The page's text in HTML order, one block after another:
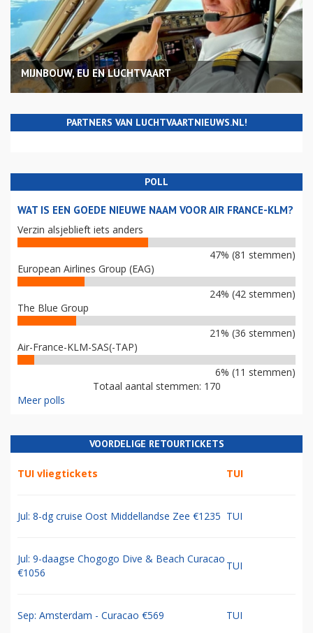
MIJNBOUW, EU EN LUCHTVAART
PARTNERS VAN LUCHTVAARTNIEUWS.NL!
POLL
WAT IS EEN GOEDE NIEUWE NAAM VOOR AIR FRANCE-KLM?
Verzin alsjeblieft iets anders
47% (81 stemmen)
European Airlines Group (EAG)
24% (42 stemmen)
The Blue Group
21% (36 stemmen)
Air-France-KLM-SAS(-TAP)
6% (11 stemmen)
Totaal aantal stemmen: 170
Meer polls
VOORDELIGE RETOURTICKETS
TUI vliegtickets TUI
Jul: 8-dg cruise Oost Middellandse Zee €1235 TUI
Jul: 9-daagse Chogogo Dive & Beach Curacao
€1056
TUI
Sep: Amsterdam - Curacao €569 TUI